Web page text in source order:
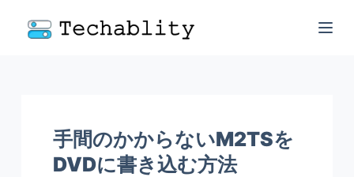
手間のかからないM2TSを
DVDに書き込む方法